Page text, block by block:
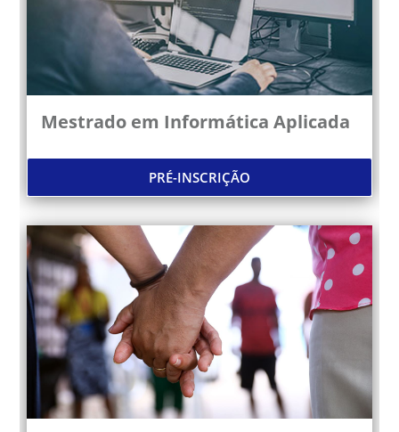
Mestrado em Informática Aplicada
PRÉ-INSCRIÇÃO